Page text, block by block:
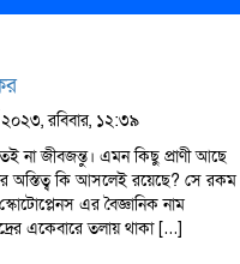
রবিবার, ১২:৩৯
না জীবজন্তু। এমন কিছু প্রাণী আছে
অস্তিত্ব কি আসলেই রয়েছে? সে রকম
এর বৈজ্ঞানিক নাম
একেবারে তলায় থাকা […]